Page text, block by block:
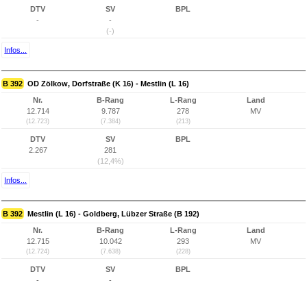
DTV
-
SV
-
(-)
BPL
Infos...
B 392 OD Zölkow, Dorfstraße (K 16) - Mestlin (L 16)
Nr.
12.714
(12.723)
B-Rang
9.787
(7.384)
L-Rang
278
(213)
Land
MV
DTV
2.267
SV
281
(12,4%)
BPL
Infos...
B 392 Mestlin (L 16) - Goldberg, Lübzer Straße (B 192)
Nr.
12.715
(12.724)
B-Rang
10.042
(7.638)
L-Rang
293
(228)
Land
MV
DTV
-
SV
-
BPL